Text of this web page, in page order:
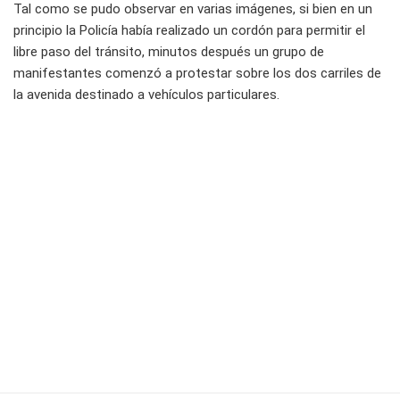
Tal como se pudo observar en varias imágenes, si bien en un
principio la Policía había realizado un cordón para permitir el
libre paso del tránsito, minutos después un grupo de
manifestantes comenzó a protestar sobre los dos carriles de
la avenida destinado a vehículos particulares.